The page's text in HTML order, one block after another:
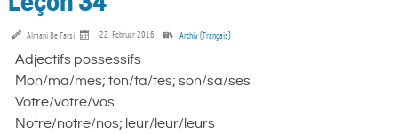
Almani Be Farsi 22. Februar 2016 Archiv (Français)
Adjectifs possessifs
Mon/ma/mes; ton/ta/tes; son/sa/ses
Votre/votre/vos
Notre/notre/nos; leur/leur/leurs